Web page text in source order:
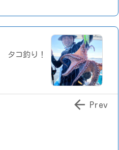
タコ釣り！
 Prev